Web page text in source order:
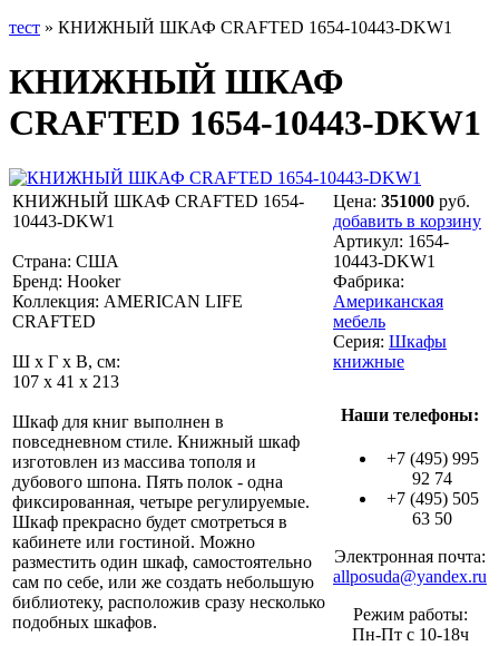
тест » КНИЖНЫЙ ШКАФ CRAFTED 1654-10443-DKW1
КНИЖНЫЙ ШКАФ
CRAFTED 1654-10443-DKW1
КНИЖНЫЙ ШКАФ CRAFTED 1654-
10443-DKW1
Страна: США
Бренд: Hooker
Коллекция: AMERICAN LIFE
CRAFTED
Ш x Г x В, см:
107 x 41 x 213
Шкаф для книг выполнен в
повседневном стиле. Книжный шкаф
изготовлен из массива тополя и
дубового шпона. Пять полок - одна
фиксированная, четыре регулируемые.
Шкаф прекрасно будет смотреться в
кабинете или гостиной. Можно
разместить один шкаф, самостоятельно
сам по себе, или же создать небольшую
библиотеку, расположив сразу несколько
подобных шкафов.
Цена: 351000 руб.
добавить в корзину
Артикул: 1654-
10443-DKW1
Фабрика:
Американская
мебель
Серия: Шкафы
книжные
Наши телефоны:
+7 (495) 995
92 74
+7 (495) 505
63 50
Электронная почта:
allposuda@yandex.ru
Режим работы:
Пн-Пт с 10-18ч